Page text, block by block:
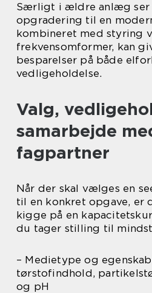
Særligt i ældre anlæg ser
opgradering til en
kombineret med styring
frekvensomformer, kan
besparelser på både
vedligeholdelse.
Valg,
samarbejde
fagpartner
Når der skal vælges en
til en konkret opgave, er
kigge på en
du tager stilling til
– Medietype og
tørstofindhold,
og pH